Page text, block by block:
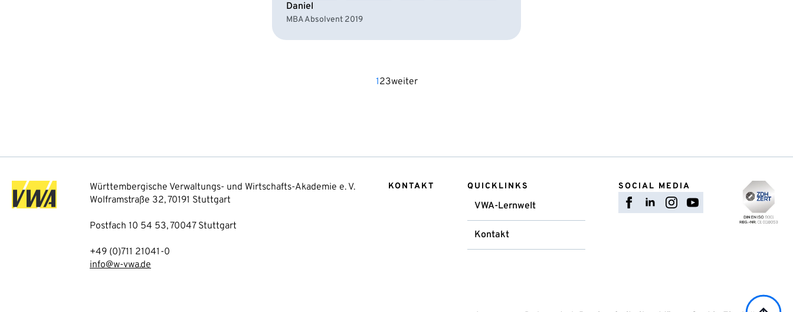
Daniel
MBA Absolvent 2019
123weiter
Württembergische Verwaltungs- und Wirtschafts-Akademie e. V.
Wolframstraße 32, 70191 Stuttgart
Postfach 10 54 53, 70047 Stuttgart
+49 (0)711 21041-0
info@w-vwa.de
KONTAKT QUICKLINKS
VWA-Lernwelt
Kontakt
SOCIAL MEDIA